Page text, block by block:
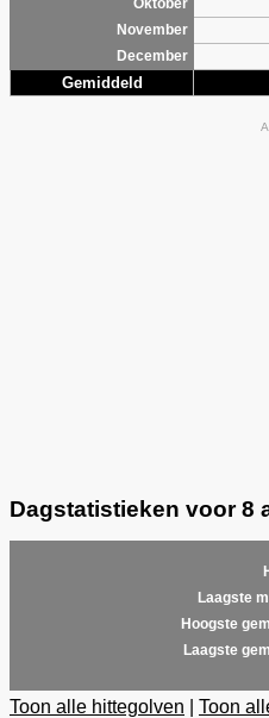
Oktober
November
December
Gemiddeld
Dagstatistieken voor 8
Laagste
Hoogste
Laagste
Toon alle hittegolven
Toon